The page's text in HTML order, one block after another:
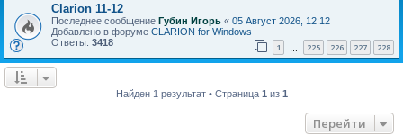
Clarion 11-12
Последнее сообщение Губин Игорь « 05 Август 2026, 12:12
Добавлено в форуме CLARION for Windows
Ответы: 3418 1 225 226 227 228
Найден 1 результат • Страница 1 из 1
Перейти